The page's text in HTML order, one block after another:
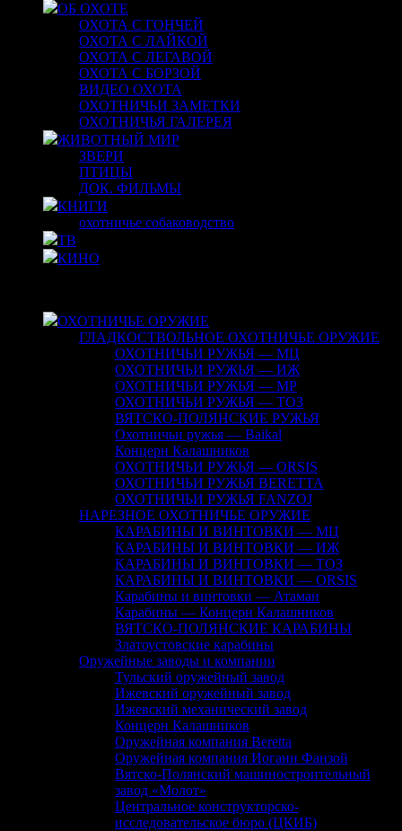
ОБ ОХОТЕ
ОХОТА С ГОНЧЕЙ
ОХОТА С ЛАЙКОЙ
ОХОТА С ЛЕГАВОЙ
ОХОТА С БОРЗОЙ
ВИДЕО ОХОТА
ОХОТНИЧЬИ ЗАМЕТКИ
ОХОТНИЧЬЯ ГАЛЕРЕЯ
ЖИВОТНЫЙ МИР
ЗВЕРИ
ПТИЦЫ
ДОК. ФИЛЬМЫ
КНИГИ
охотничье собаководство
ТВ
КИНО
ОХОТНИЧЬЕ ОРУЖИЕ
ГЛАДКОСТВОЛЬНОЕ ОХОТНИЧЬЕ ОРУЖИЕ
ОХОТНИЧЬИ РУЖЬЯ — МЦ
ОХОТНИЧЬИ РУЖЬЯ — ИЖ
ОХОТНИЧЬИ РУЖЬЯ — МР
ОХОТНИЧЬИ РУЖЬЯ — ТОЗ
ВЯТСКО-ПОЛЯНСКИЕ РУЖЬЯ
Охотничьи ружья — Baikal
Концерн Калашников
ОХОТНИЧЬИ РУЖЬЯ — ORSIS
ОХОТНИЧЬИ РУЖЬЯ BERETTA
ОХОТНИЧЬИ РУЖЬЯ FANZOJ
НАРЕЗНОЕ ОХОТНИЧЬЕ ОРУЖИЕ
КАРАБИНЫ И ВИНТОВКИ — МЦ
КАРАБИНЫ И ВИНТОВКИ — ИЖ
КАРАБИНЫ И ВИНТОВКИ — ТОЗ
КАРАБИНЫ И ВИНТОВКИ — ORSIS
Карабины и винтовки — Атаман
Карабины — Концерн Калашников
ВЯТСКО-ПОЛЯНСКИЕ КАРАБИНЫ
Златоустовские карабины
Оружейные заводы и компании
Тульский оружейный завод
Ижевский оружейный завод
Ижевский механический завод
Концерн Калашников
Оружейная компания Beretta
Оружейная компания Иоганн Фанзой
Вятско-Полянский машиностроительный
завод «Молот»
Центральное конструкторско-
исследовательское бюро (ЦКИБ)